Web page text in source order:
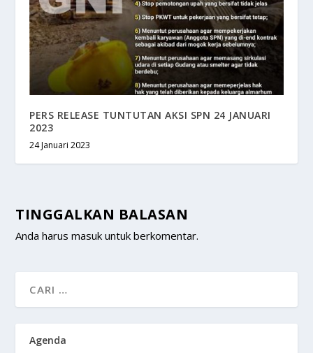
PERS RELEASE TUNTUTAN AKSI SPN 24 JANUARI
2023
24 Januari 2023
TINGGALKAN BALASAN
Anda harusmasuk untuk berkomentar.
Agenda